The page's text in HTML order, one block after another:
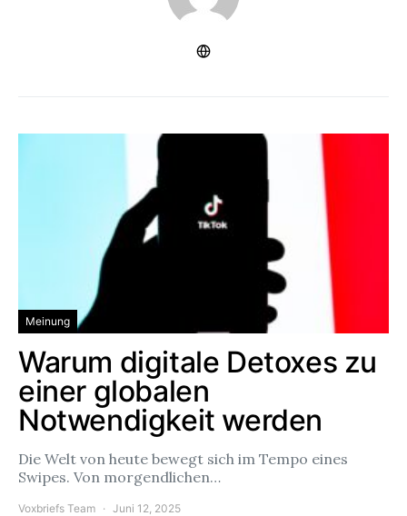
Meinung
Warum digitale Detoxes zu
einer globalen
Notwendigkeit werden
Die Welt von heute bewegt sich im Tempo eines
Swipes. Von morgendlichen…
Voxbriefs Team Juni 12, 2025